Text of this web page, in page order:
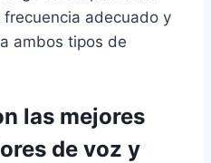
adecuado y
ambos tipos de
las mejores
de voz y